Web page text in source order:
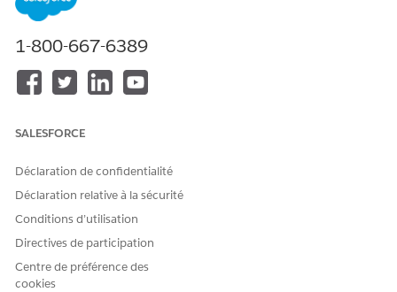
Disponible avec : les éditions
Sciences Cloud pour Customer Engagement et le package
CET ARTICLE A-T-IL RÉSOLU VOTRE PROBLÈME ?
Oui
1-800-667-6389
SALESFORCE
Déclaration de confidentialité
Déclaration relative à la sécurité
Conditions d’utilisation
Directives de participation
Centre de préférence des
cookies